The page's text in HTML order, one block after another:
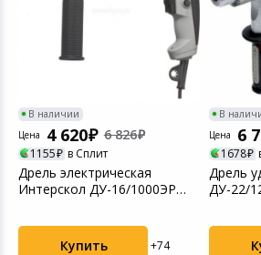
В наличии
Цена
4 620 6 826
1155 в Сплит
Дрель электрическая
Интерскол ДУ-16/1000ЭР
Купить +74
В
Цена
6
1678
Дрель
ДУ-22/